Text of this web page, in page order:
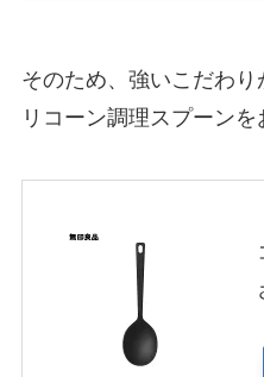
そのため、強いこだわ
リコーン調理スプーンを